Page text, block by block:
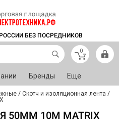
БЕЗ ПОСРЕДНИКОВ
0
Бренды Еще
/ Скотч и изоляционная лента /
50ММ 10М MATRIX